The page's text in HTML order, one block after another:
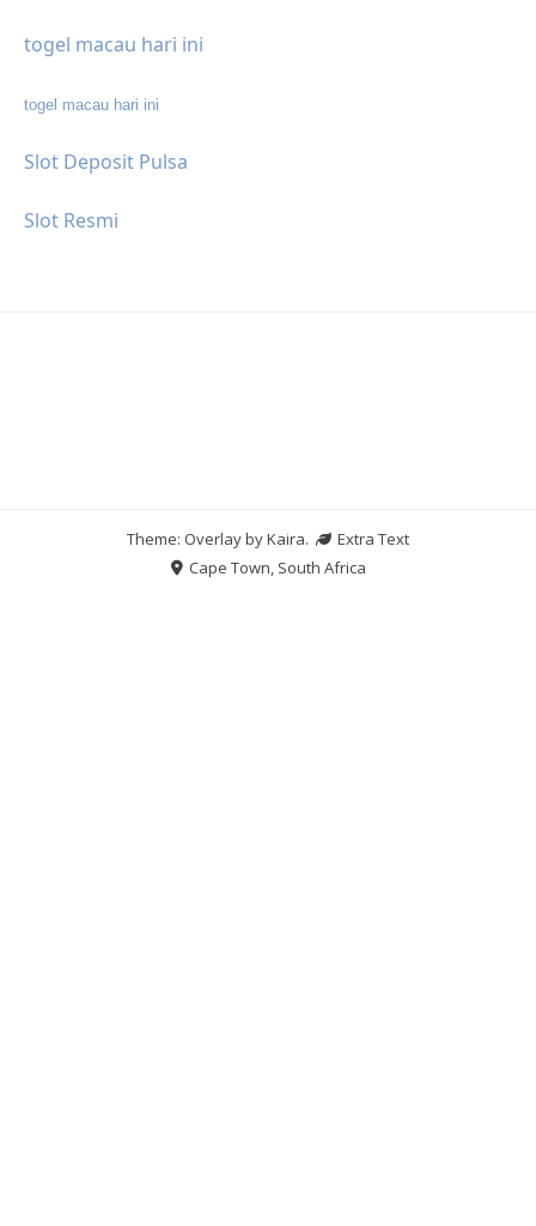
togel macau hari ini
togel macau hari ini
Slot Deposit Pulsa
Slot Resmi
Theme: Overlay byKaira.
Extra Text
Cape Town, South Africa